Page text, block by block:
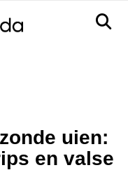
Menu
uien:
en valse